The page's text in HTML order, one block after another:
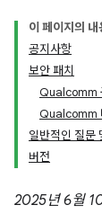
이 페이지의 내
공지사항
보안 패치
Qualcomm
Qualcomm
일반적인 질문
버전
2025년 6월